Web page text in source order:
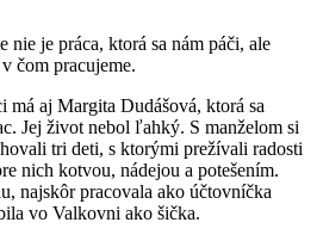
nie je práca, ktorá sa nám páči, ale
čom pracujeme.
aj Margita Dudášová, ktorá sa
Jej život nebol ľahký. S manželom si
tri deti, s ktorými prežívali radosti
nich kotvou, nádejou a potešením.
najskôr pracovala ako účtovníčka
vo Valkovni ako šička.